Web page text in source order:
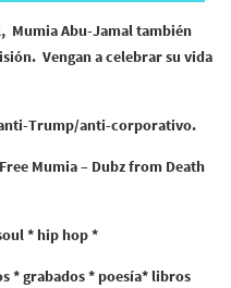
Mumia Abu-Jamal también
Vengan a celebrar su vida
Trump/anti-corporativo.
Mumia – Dubz from Death
hip hop *
* grabados * poesía* libros